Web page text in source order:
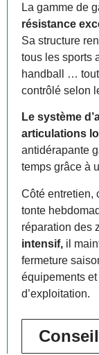
La gamme de
résistance
Sa structure
tous les sports
handball … tout
contrôlé selon
Le système
articulations
antidérapante
temps grâce à
Côté entretien,
tonte
réparation des
intensif, il
fermeture
équipements
d’exploitation.